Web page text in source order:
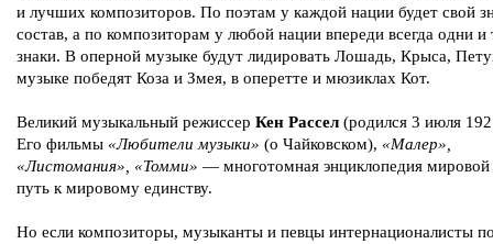
и лучших композиторов. По поэтам у каждой нации будет свой
состав, а по композиторам у любой нации впереди всегда одни и
знаки. В оперной музыке будут лидировать Лошадь, Крыса,
музыке победят Коза и Змея, в оперетте и мюзиклах Кот.
Великий музыкальный режиссер Кен Рассел (родился 3 июля
Его фильмы «Любители музыки» (о Чайковском), «Малер»,
«Листомания», «Томми» — многотомная энциклопедия
путь к мировому единству.
Но если композиторы, музыканты и певцы интернационалисты